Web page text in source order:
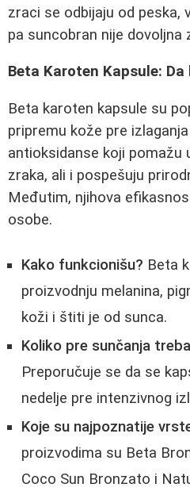
zraci se odbijaju od peska,
pa suncobran nije dovoljna
Beta Karoten Kapsule:
Beta karoten kapsule su
pripremu kože pre
antioksidanse koji
zraka, ali i pospešuju
Međutim, njihova
osobe.
Kako funkcionišu? Beta
proizvodnju melanina,
koži i štiti je od sunca.
Koliko pre sunčanja
Preporučuje se da se
nedelje pre intenzivnog
Koje su najpoznatije
proizvodima su Beta
Coco Sun Bronzato i